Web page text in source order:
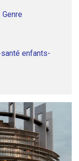
Genre
enfants-